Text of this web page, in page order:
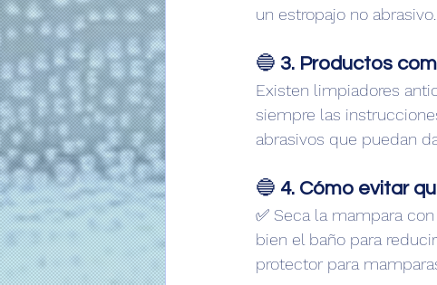
un estropajo no
🔵 3. Productos
Existen limpiadores
siempre las
abrasivos que puedan
🔵 4. Cómo evitar
✅ Seca la mampara
bien el baño para
protector para